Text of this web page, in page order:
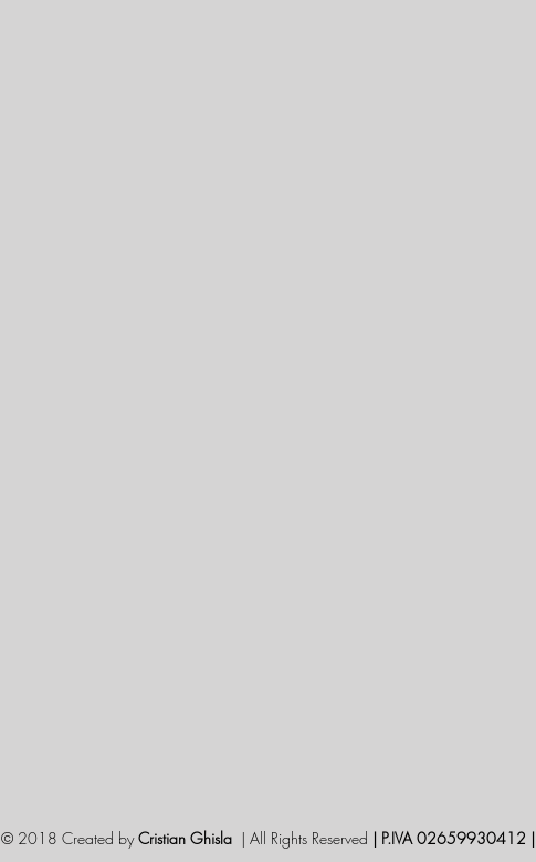
© 2018 Created byCristian Ghisla | All Rights Reserved | P.IVA 02659930412 |